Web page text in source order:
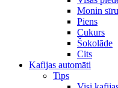
Monin
Piens
Cukurs
Šokolāde
Cits
Kafijas automāti
Tips